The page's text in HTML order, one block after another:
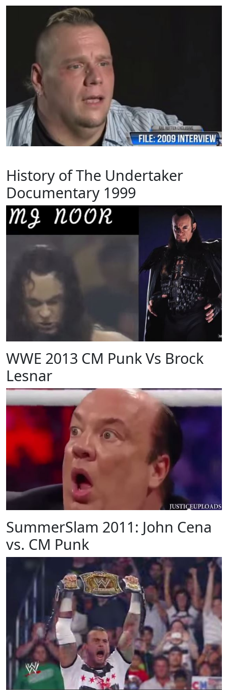
History of The Undertaker
Documentary 1999
WWE 2013 CM Punk Vs Brock
Lesnar
SummerSlam 2011: John Cena
vs. CM Punk